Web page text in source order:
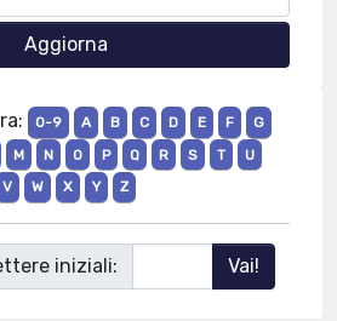
0-9 A B C D E F
G
M N O P Q R S T
U
V
W X Y Z
iniziali: